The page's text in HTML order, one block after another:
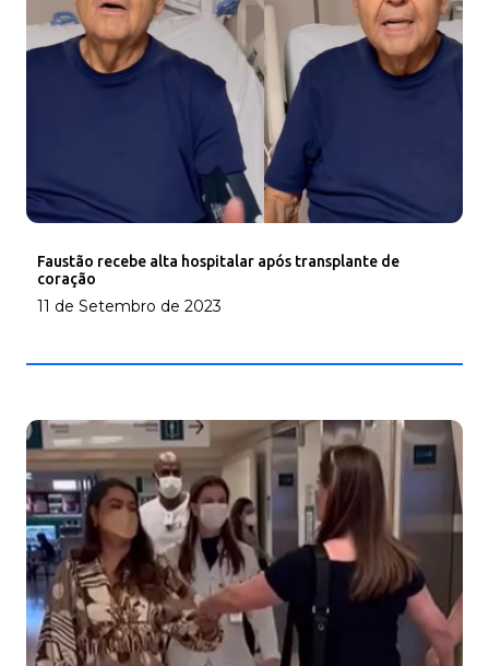
Faustão recebe alta hospitalar após transplante de
coração
11 de Setembro de 2023